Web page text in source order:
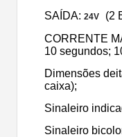
SAÍDA: 24V
(2
CORRENTE
10 segundos;
Dimensões
caixa);
Sinaleiro
Sinaleiro